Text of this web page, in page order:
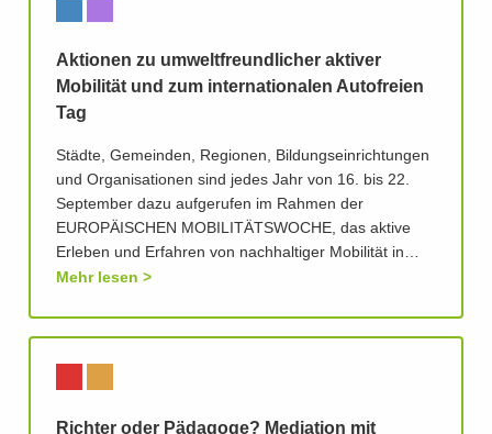
Aktionen zu umweltfreundlicher aktiver
Mobilität und zum internationalen Autofreien
Tag
Städte, Gemeinden, Regionen, Bildungseinrichtungen
und Organisationen sind jedes Jahr von 16. bis 22.
September dazu aufgerufen im Rahmen der
EUROPÄISCHEN MOBILITÄTSWOCHE, das aktive
Erleben und Erfahren von nachhaltiger Mobilität in…
Mehr lesen
Richter oder Pädagoge? Mediation mit